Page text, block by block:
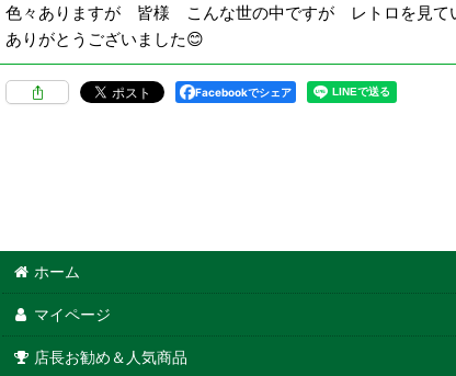
色々ありますが 皆様 こんな世の中ですが レトロを見てい
ありがとうございました😊
Facebookでシェア
ホーム
マイページ
店長お勧め＆人気商品